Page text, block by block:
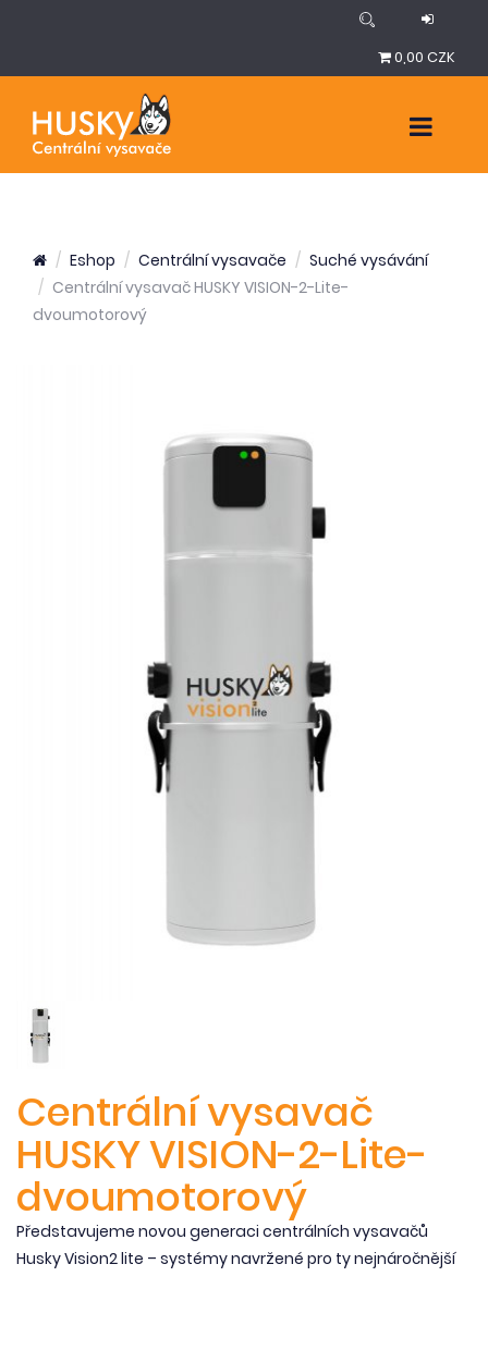
0,00 CZK
Eshop Centrální vysavače
Suché vysávání
Centrální vysavač HUSKY VISION-2-Lite-
dvoumotorový
Centrální vysavač
HUSKY VISION-2-Lite-
dvoumotorový
Představujeme novou generaci centrálních vysavačů
Husky Vision2 lite – systémy navržené pro ty nejnáročnější